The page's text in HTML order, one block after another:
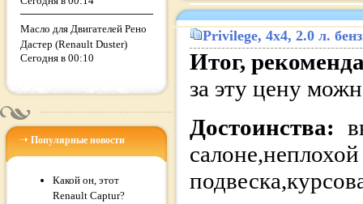
Масло для Двигателей Рено
Дастер (Renault Duster)
Сегодня в 00:10
Популярные новости
Какой он, этот
Renault Captur?
Privilege, 4x4, 2.0 л.
Итог,
за эту цену
Достоинства: